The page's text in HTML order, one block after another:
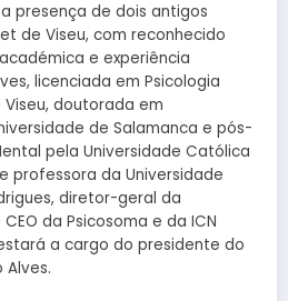
presença de dois antigos
de Viseu, com reconhecido
e experiência
licenciada em Psicologia
doutorada em
de Salamanca e pós-
pela Universidade Católica
professora da Universidade
diretor-geral da
da Psicosoma e da ICN
a cargo do presidente do
Alves.